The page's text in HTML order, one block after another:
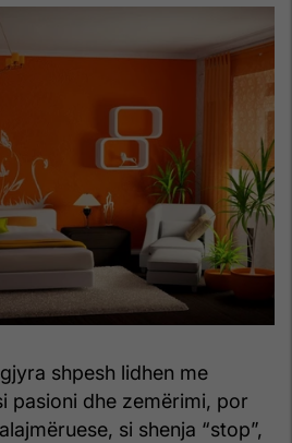
shpesh lidhen me
pasioni dhe zemërimi, por
si shenja “stop”,